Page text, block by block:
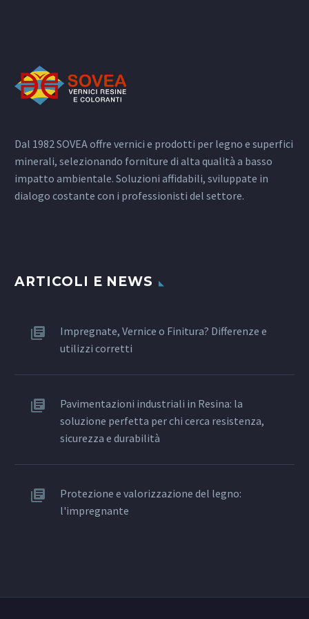
Dal 1982 SOVEA offre vernici e prodotti per legno e superfici
minerali, selezionando forniture di alta qualità a basso
impatto ambientale. Soluzioni affidabili, sviluppate in
dialogo costante con i professionisti del settore.
ARTICOLI E NEWS
Impregnate, Vernice o Finitura? Differenze e
utilizzi corretti
Pavimentazioni industriali in Resina: la
soluzione perfetta per chi cerca resistenza,
sicurezza e durabilità
Protezione e valorizzazione del legno:
l'impregnante